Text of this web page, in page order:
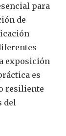
para
de
exposición
es
resiliente
del